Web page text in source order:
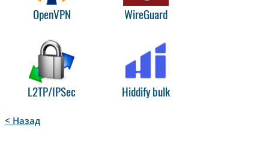
OpenVPN WireGuard
L2TP/IPSec Hiddify bulk
< Назад